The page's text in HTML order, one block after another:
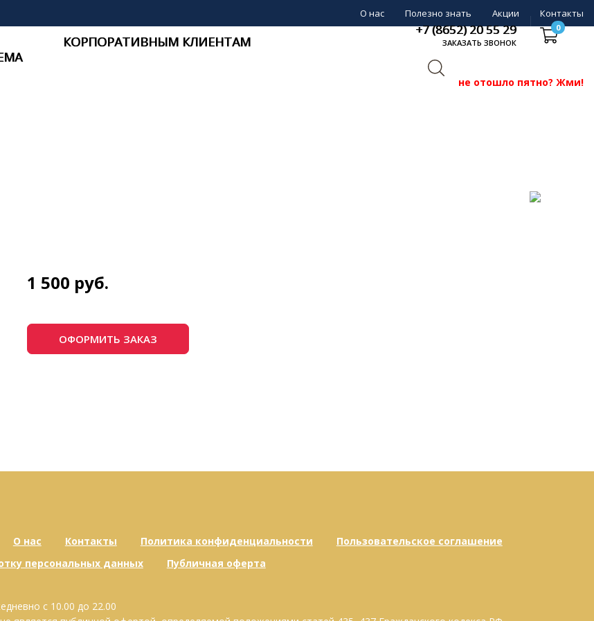
О нас Полезно знать Акции Контакты
КОРПОРАТИВНЫМ КЛИЕНТАМ
+7 (8652) 20 55 29
ЗАКАЗАТЬ ЗВОНОК
0
не отошло пятно? Жми!
1 500 руб.
ОФОРМИТЬ ЗАКАЗ
О нас Контакты Политика конфиденциальности
Пользовательское соглашение
персональных данных
Публичная оферта
с 10.00 до 22.00